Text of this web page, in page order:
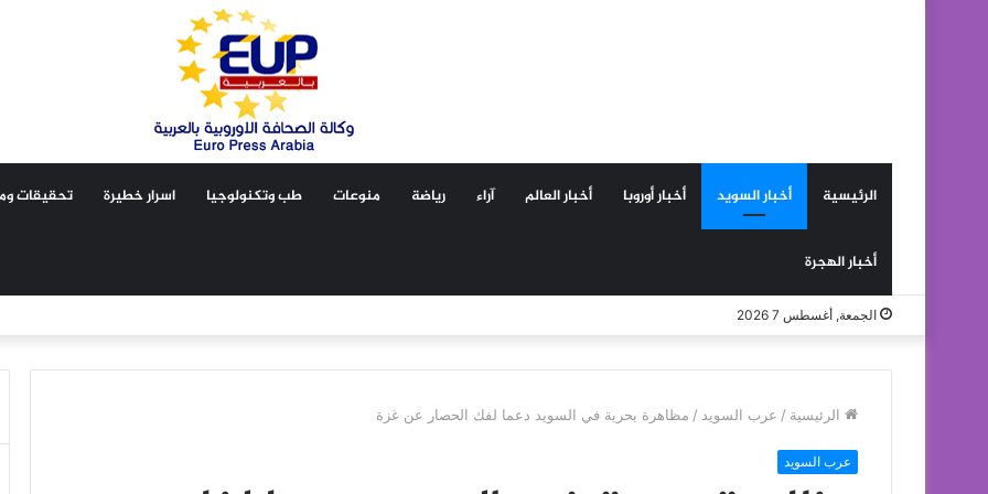
الرئيسية أخبار السويد أخبار أوروبا أخبار العالم آراء رياضة منوعات طب وتكنولوجيا اسرار خطيرة تحقيقات
أخبار الهجرة
الجمعة, أغسطس 7 2026
الرئيسية / عرب السويد / مظاهرة بحرية في السويد دعما لفك الحصار عن غزة
عرب السويد